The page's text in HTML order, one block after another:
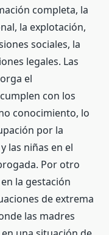
completa, la
la explotación,
sociales, la
legales. Las
el
con los
conocimiento, lo
por la
las niñas en el
Por otro
la gestación
de extrema
las madres